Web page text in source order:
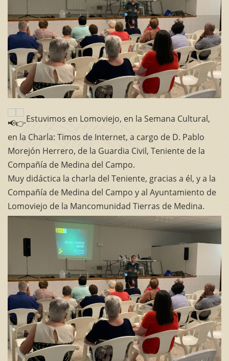
Estuvimos en Lomoviejo, en la Semana Cultural,
en la Charla: Timos de Internet, a cargo de D. Pablo
Morejón Herrero, de la Guardia Civil, Teniente de la
Compañía de Medina del Campo.
Muy didáctica la charla del Teniente, gracias a él, y a la
Compañía de Medina del Campo y al Ayuntamiento de
Lomoviejo de la Mancomunidad Tierras de Medina.